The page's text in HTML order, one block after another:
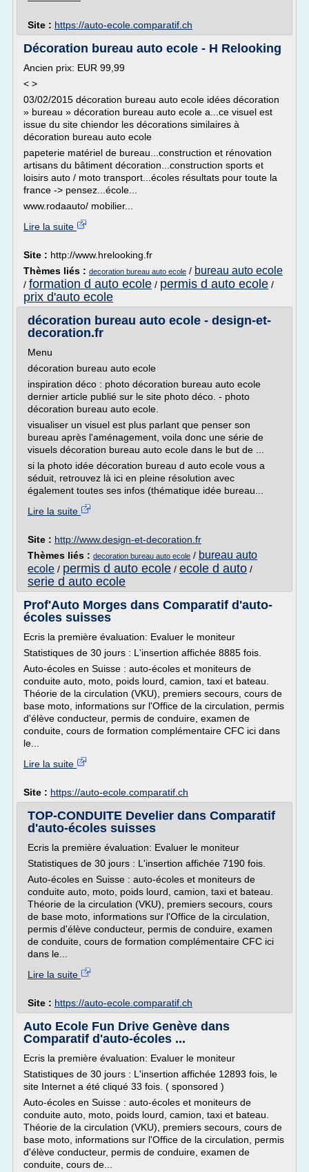
Site : https://auto-ecole.comparatif.ch
Décoration bureau auto ecole - H Relooking
Ancien prix: EUR 99,99
< >
03/02/2015 décoration bureau auto ecole idées décoration
» bureau » décoration bureau auto ecole a...ce visuel est
issue du site chiendor les décorations similaires à
décoration bureau auto ecole
papeterie matériel de bureau...construction et rénovation
artisans du bâtiment décoration...construction sports et
loisirs auto / moto transport...écoles résultats pour toute la
france -> pensez...école...
www.rodaauto/ mobilier...
Lire la suite
Site : http://www.hrelooking.fr
Thèmes liés : decoration bureau auto ecole / bureau auto ecole
/ formation d auto ecole / permis d auto ecole /
prix d'auto ecole
décoration bureau auto ecole - design-et-
decoration.fr
Menu
décoration bureau auto ecole
inspiration déco : photo décoration bureau auto ecole
dernier article publié sur le site photo déco. - photo
décoration bureau auto ecole.
visualiser un visuel est plus parlant que penser son
bureau après l'aménagement, voila donc une série de
visuels décoration bureau auto ecole dans le but de ...
si la photo idée décoration bureau d auto ecole vous a
séduit, retrouvez là ici en pleine résolution avec
également toutes ses infos (thématique idée bureau...
Lire la suite
Site : http://www.design-et-decoration.fr
Thèmes liés : decoration bureau auto ecole / bureau auto
ecole / permis d auto ecole / ecole d auto /
serie d auto ecole
Prof'Auto Morges dans Comparatif d'auto-
écoles suisses
Ecris la première évaluation: Evaluer le moniteur
Statistiques de 30 jours : L'insertion affichée 8885 fois.
Auto-écoles en Suisse : auto-écoles et moniteurs de
conduite auto, moto, poids lourd, camion, taxi et bateau.
Théorie de la circulation (VKU), premiers secours, cours de
base moto, informations sur l'Office de la circulation, permis
d'élève conducteur, permis de conduire, examen de
conduite, cours de formation complémentaire CFC ici dans
le...
Lire la suite
Site : https://auto-ecole.comparatif.ch
TOP-CONDUITE Develier dans Comparatif
d'auto-écoles suisses
Ecris la première évaluation: Evaluer le moniteur
Statistiques de 30 jours : L'insertion affichée 7190 fois.
Auto-écoles en Suisse : auto-écoles et moniteurs de
conduite auto, moto, poids lourd, camion, taxi et bateau.
Théorie de la circulation (VKU), premiers secours, cours
de base moto, informations sur l'Office de la circulation,
permis d'élève conducteur, permis de conduire, examen
de conduite, cours de formation complémentaire CFC ici
dans le...
Lire la suite
Site : https://auto-ecole.comparatif.ch
Auto Ecole Fun Drive Genève dans
Comparatif d'auto-écoles ...
Ecris la première évaluation: Evaluer le moniteur
Statistiques de 30 jours : L'insertion affichée 12893 fois, le
site Internet a été cliqué 33 fois. ( sponsored )
Auto-écoles en Suisse : auto-écoles et moniteurs de
conduite auto, moto, poids lourd, camion, taxi et bateau.
Théorie de la circulation (VKU), premiers secours, cours de
base moto, informations sur l'Office de la circulation, permis
d'élève conducteur, permis de conduire, examen de
conduite, cours de...